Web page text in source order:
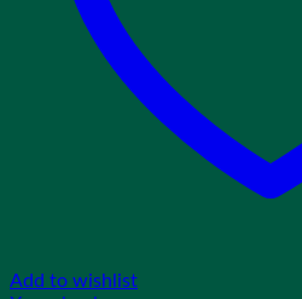
Add to wishlist